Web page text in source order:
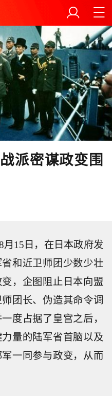
派密谋政变围
月15日，在日本政府发
和近卫师团少数少壮
，企图阻止日本向盟
团长、伪造其命令调
度占据了皇宫之后，
量的陆军省首脑以及
一同参与政变，从而